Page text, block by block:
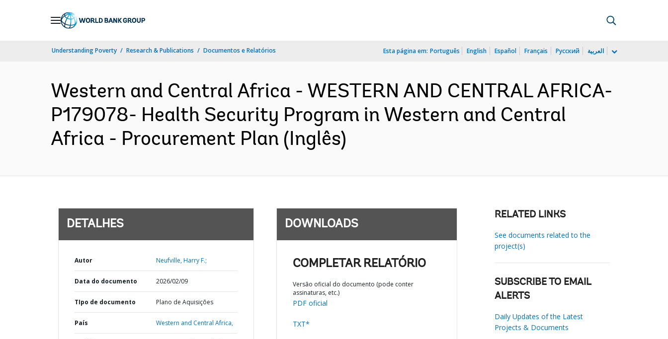
Understanding Poverty Research & Publications Documentos e Relatórios Esta página em: Português English Español Français Русский العربية
Western and Central Africa - WESTERN AND CENTRAL AFRICA-
P179078- Health Security Program in Western and Central
Africa - Procurement Plan (Inglês)
DETALHES
Autor Neufville, Harry F.;
Data do documento 2026/02/09
TIpo de documento Plano de Aquisições
País Western and Central Africa,
DOWNLOADS
COMPLETAR RELATÓRIO
Versão oficial do documento (pode conter
assinaturas, etc.)
PDF oficial
TXT*
RELATED LINKS
See documents related to the
project(s)
SUBSCRIBE TO EMAIL
ALERTS
Daily Updates of the Latest
Projects & Documents